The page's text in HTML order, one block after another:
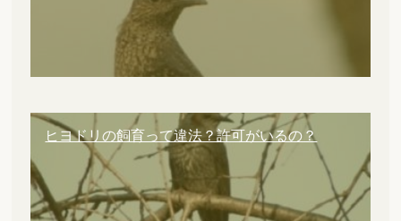
ヒヨドリの飼育って違法？許可がいるの？